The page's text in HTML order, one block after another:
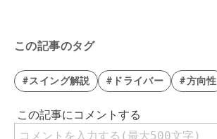
この記事のタグ
#スイング解説 #ドライバー #方向性